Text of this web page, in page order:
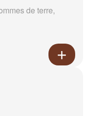
de terre,